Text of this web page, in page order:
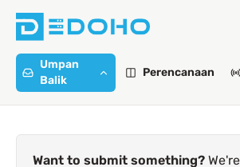
Umpan
Balik
Perencanaan
Want to submit something?